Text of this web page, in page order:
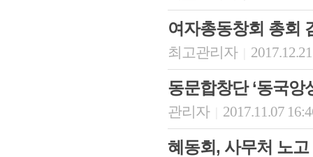
여자총동창회 총회
최고관리자
동문합창단 ‘동국
관리자 2017.11.07
혜동회, 사무처 노고